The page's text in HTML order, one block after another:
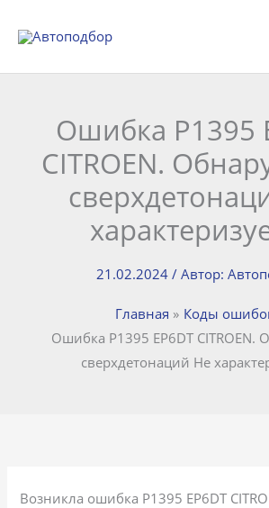
Ошибка P1395
CITROEN.
21.02.2024 / Автор:
Главная
Коды
Ошибка P1395 EP6DT CITROEN.
сверхдетонаций Не
Возникла ошибка P1395 EP6DT